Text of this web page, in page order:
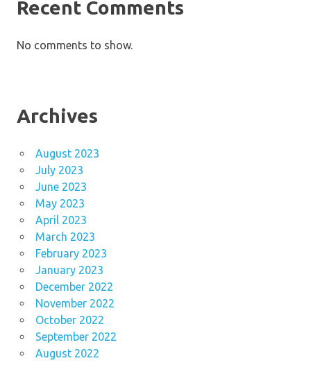
Recent Comments
No comments to show.
Archives
August 2023
July 2023
June 2023
May 2023
April 2023
March 2023
February 2023
January 2023
December 2022
November 2022
October 2022
September 2022
August 2022